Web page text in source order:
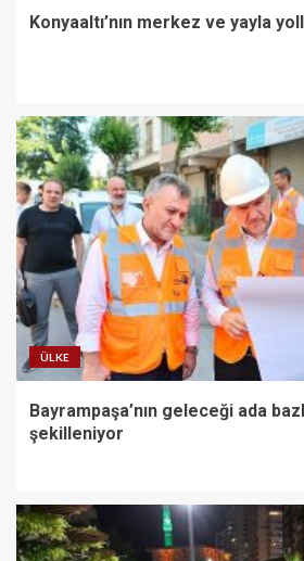
Konyaaltı’nın merkez ve yayla
ÜLKE
Bayrampaşa’nın geleceği ada
şekilleniyor